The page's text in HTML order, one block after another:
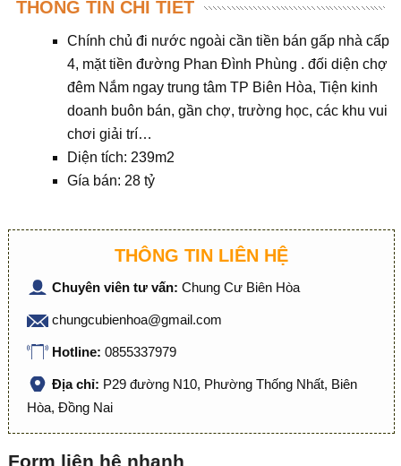
THÔNG TIN CHI TIẾT
Chính chủ đi nước ngoài cần tiền bán gấp nhà cấp
4, mặt tiền đường Phan Đình Phùng . đối diện chợ
đêm Nắm ngay trung tâm TP Biên Hòa, Tiện kinh
doanh buôn bán, gần chợ, trường học, các khu vui
chơi giải trí…
Diện tích: 239m2
Gía bán: 28 tỷ
THÔNG TIN LIÊN HỆ
Chuyên viên tư vấn: Chung Cư Biên Hòa
chungcubienhoa@gmail.com
Hotline: 0855337979
Địa chỉ: P29 đường N10, Phường Thống Nhất, Biên
Hòa, Đồng Nai
Form liên hệ nhanh